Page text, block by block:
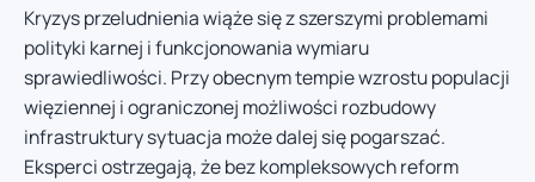
Kryzys przeludnienia wiąże się z szerszymi problemami
polityki karnej i funkcjonowania wymiaru
sprawiedliwości. Przy obecnym tempie wzrostu populacji
więziennej i ograniczonej możliwości rozbudowy
infrastruktury sytuacja może dalej się pogarszać.
Eksperci ostrzegają, że bez kompleksowych reform